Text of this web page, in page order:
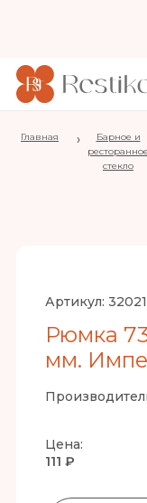
Главная ›
Барное и
ресторанное
стекло
Артикул: 32021
Рюмка
мм.
Цена:
111 ₽